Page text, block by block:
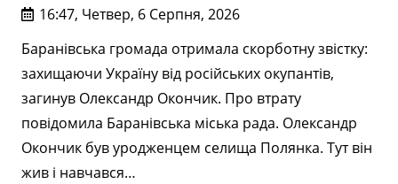
16:47, Четвер, 6 Серпня, 2026
Баранівська громада отримала скорботну звістку:
захищаючи Україну від російських окупантів,
загинув Олександр Окончик. Про втрату
повідомила Баранівська міська рада. Олександр
Окончик був уродженцем селища Полянка. Тут він
жив і навчався…